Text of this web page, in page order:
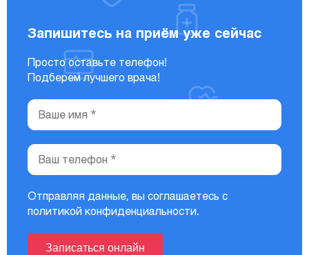
Запишитесь на приём уже сейчас
Просто оставьте телефон!
Подберем лучшего врача!
Отправляя данные, вы соглашаетесь с
политикой конфиденциальности.
Записаться онлайн